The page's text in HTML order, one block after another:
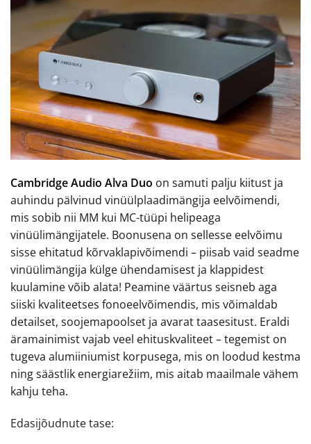
Cambridge Audio Alva Duo on samuti palju kiitust ja
auhindu pälvinud vinüülplaadimängija eelvõimendi,
mis sobib nii MM kui MC-tüüpi helipeaga
vinüülimängijatele. Boonusena on sellesse eelvõimu
sisse ehitatud kõrvaklapivõimendi – piisab vaid seadme
vinüülimängija külge ühendamisest ja klappidest
kuulamine võib alata! Peamine väärtus seisneb aga
siiski kvaliteetses fonoeelvõimendis, mis võimaldab
detailset, soojemapoolset ja avarat taasesitust. Eraldi
äramainimist vajab veel ehituskvaliteet – tegemist on
tugeva alumiiniumist korpusega, mis on loodud kestma
ning säästlik energiarežiim, mis aitab maailmale vähem
kahju teha.
Edasijõudnute tase: